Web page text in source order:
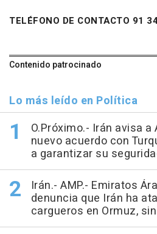
TELÉFONO DE CONTACTO 91
Contenido patrocinado
Lo más leído en Política
O.Próximo.- Irán avisa
nuevo acuerdo con
a garantizar su
Irán.- AMP.- Emiratos
denuncia que Irán ha
cargueros en Ormuz,